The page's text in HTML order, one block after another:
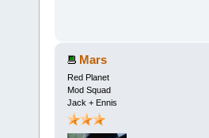
Mars
Red Planet
Mod Squad
Jack + Ennis